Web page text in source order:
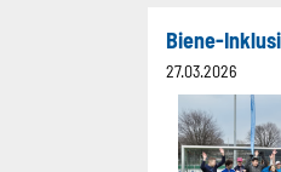
Biene-
27.03.2026